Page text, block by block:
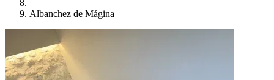
Albanchez de Mágina